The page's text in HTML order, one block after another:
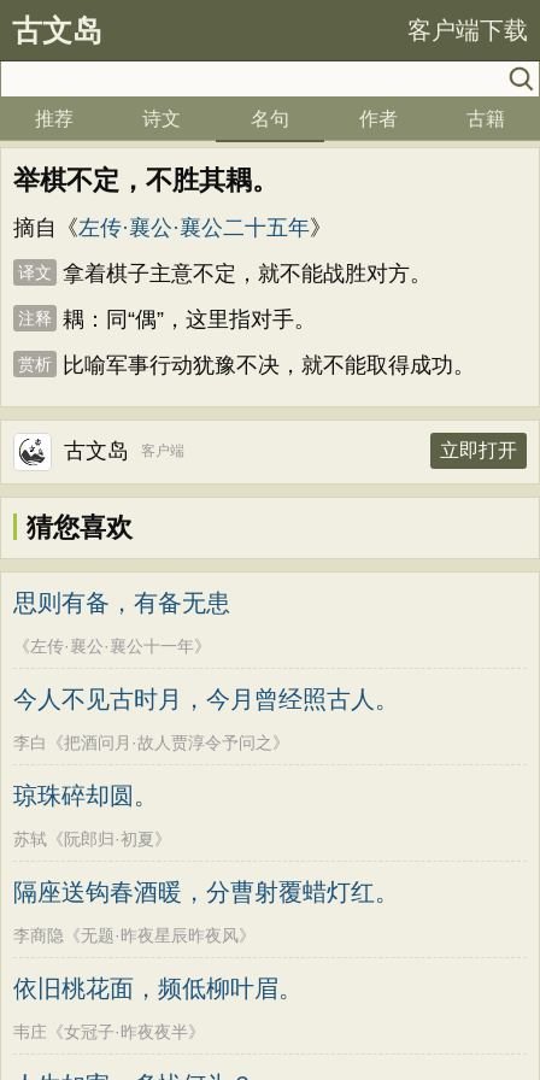
古文岛 客户端下载
推荐 诗文 名句 作者 古籍
举棋不定，不胜其耦。
摘自《左传·襄公·襄公二十五年》
译文 拿着棋子主意不定，就不能战胜对方。
注释 耦：同“偶”，这里指对手。
赏析 比喻军事行动犹豫不决，就不能取得成功。
古文岛 客户端 立即打开
猜您喜欢
思则有备，有备无患
《左传·襄公·襄公十一年》
今人不见古时月，今月曾经照古人。
李白《把酒问月·故人贾淳令予问之》
琼珠碎却圆。
苏轼《阮郎归·初夏》
隔座送钩春酒暖，分曹射覆蜡灯红。
李商隐《无题·昨夜星辰昨夜风》
依旧桃花面，频低柳叶眉。
韦庄《女冠子·昨夜夜半》